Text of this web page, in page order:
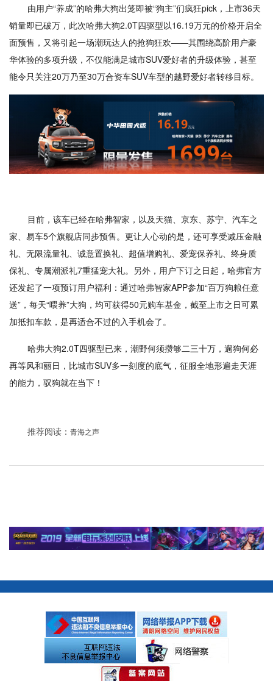
由用户“养成”的哈弗大狗出笼即被“狗主”们疯狂pick，上市36天
销量即已破万，此次哈弗大狗2.0T四驱型以16.19万元的价格开启全
面预售，又将引起一场潮玩达人的抢狗狂欢——其围绕高阶用户豪
华体验的多项升级，不仅能满足城市SUV爱好者的升级体验，甚至
能令只关注20万乃至30万合资车SUV车型的越野爱好者转移目标。
目前，该车已经在哈弗智家，以及天猫、京东、苏宁、汽车之
家、易车5个旗舰店同步预售。更让人心动的是，还可享受减压金融
礼、无限流量礼、诚意置换礼、超值增购礼、爱宠保养礼、终身质
保礼、专属潮派礼7重猛宠大礼。另外，用户下订之日起，哈弗官方
还发起了一项预订用户福利：通过哈弗智家APP参加“百万狗粮任意
送”，每天“喂养”大狗，均可获得50元购车基金，截至上市之日可累
加抵扣车款，是再适合不过的入手机会了。
哈弗大狗2.0T四驱型已来，潮野何须攒够二三十万，遛狗何必
再等风和丽日，比城市SUV多一刻度的底气，征服全地形遍走天涯
的能力，驭狗就在当下！
推荐阅读： 青海之声